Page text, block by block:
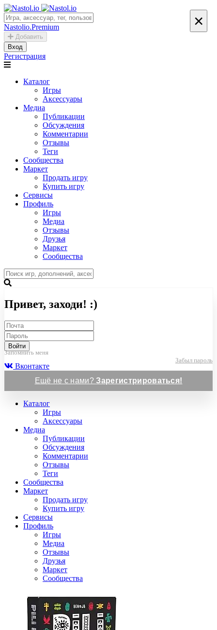
Nastolio.Premium
Добавить
Вход
Регистрация
Каталог
Игры
Аксессуары
Медиа
Публикации
Обсуждения
Комментарии
Отзывы
Теги
Сообщества
Маркет
Продать игру
Купить игру
Сервисы
Профиль
Игры
Медиа
Отзывы
Друзья
Маркет
Сообщества
×
Привет, заходи! :)
Войти
Запомнить меня
Забыл пароль
Вконтакте
Ещё не с нами?Зарегистрироваться!
Каталог
Игры
Аксессуары
Медиа
Публикации
Обсуждения
Комментарии
Отзывы
Теги
Сообщества
Маркет
Продать игру
Купить игру
Сервисы
Профиль
Игры
Медиа
Отзывы
Друзья
Маркет
Сообщества